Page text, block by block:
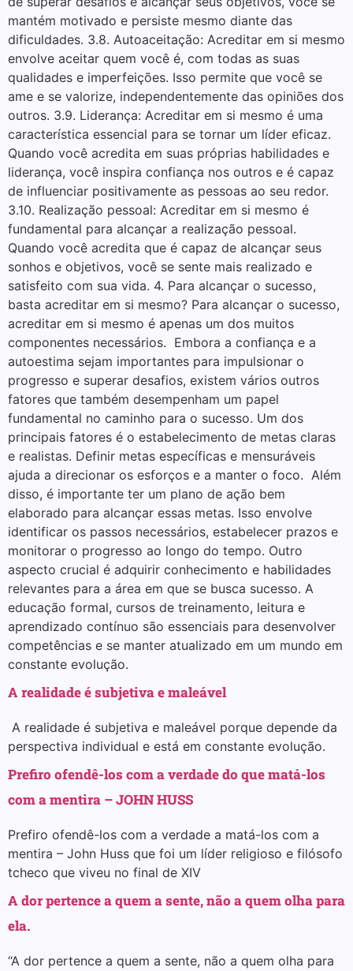
mantém motivado e persiste mesmo diante das
dificuldades. 3.8. Autoaceitação: Acreditar em si mesmo
envolve aceitar quem você é, com todas as suas
qualidades e imperfeições. Isso permite que você se
ame e se valorize, independentemente das opiniões dos
outros. 3.9. Liderança: Acreditar em si mesmo é uma
característica essencial para se tornar um líder eficaz.
Quando você acredita em suas próprias habilidades e
liderança, você inspira confiança nos outros e é capaz
de influenciar positivamente as pessoas ao seu redor.
3.10. Realização pessoal: Acreditar em si mesmo é
fundamental para alcançar a realização pessoal.
Quando você acredita que é capaz de alcançar seus
sonhos e objetivos, você se sente mais realizado e
satisfeito com sua vida. 4. Para alcançar o sucesso,
basta acreditar em si mesmo? Para alcançar o sucesso,
acreditar em si mesmo é apenas um dos muitos
componentes necessários. Embora a confiança e a
autoestima sejam importantes para impulsionar o
progresso e superar desafios, existem vários outros
fatores que também desempenham um papel
fundamental no caminho para o sucesso. Um dos
principais fatores é o estabelecimento de metas claras
e realistas. Definir metas específicas e mensuráveis ​​
ajuda a direcionar os esforços e a manter o foco. Além
disso, é importante ter um plano de ação bem
elaborado para alcançar essas metas. Isso envolve
identificar os passos necessários, estabelecer prazos e
monitorar o progresso ao longo do tempo. Outro
aspecto crucial é adquirir conhecimento e habilidades
relevantes para a área em que se busca sucesso. A
educação formal, cursos de treinamento, leitura e
aprendizado contínuo são essenciais para desenvolver
competências e se manter atualizado em um mundo em
constante evolução.
A realidade é subjetiva e maleável
A realidade é subjetiva e maleável porque depende da
perspectiva individual e está em constante evolução.
Prefiro ofendê-los com a verdade do que matá-los
com a mentira – JOHN HUSS
Prefiro ofendê-los com a verdade a matá-los com a
mentira – John Huss que foi um líder religioso e filósofo
tcheco que viveu no final de XIV
A dor pertence a quem a sente, não a quem olha para
ela.
“A dor pertence a quem a sente, não a quem olha para